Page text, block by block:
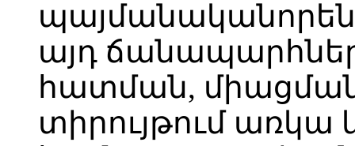
այդ
հատման,
տիրույթում առկա